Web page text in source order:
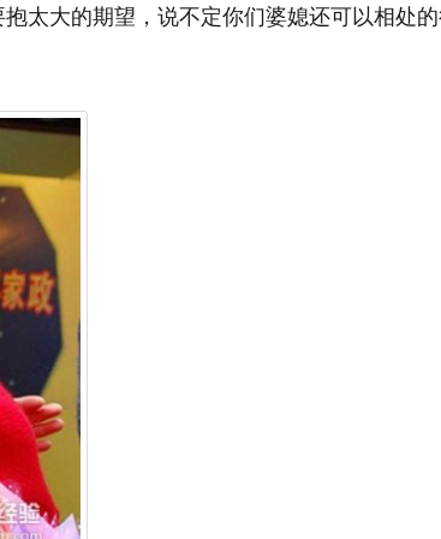
太大的期望，说不定你们婆媳还可以相处